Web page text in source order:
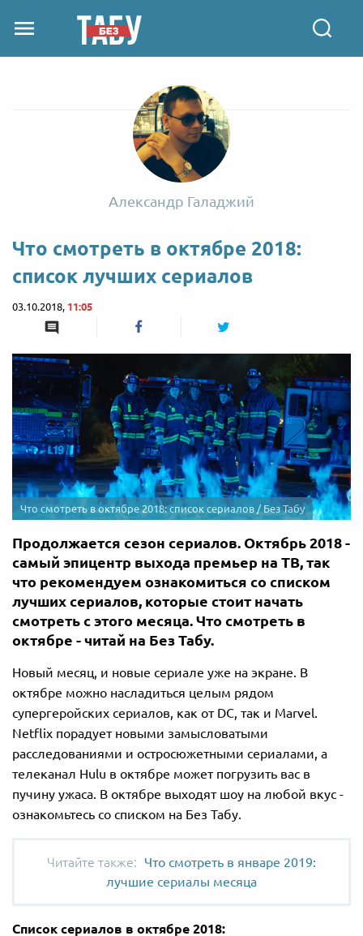
Александр Галаджий
Что смотреть в октябре 2018:
список лучших сериалов
03.10.2018, 11:05
Что смотреть в октябре 2018: список сериалов / Без Табу
Продолжается сезон сериалов. Октябрь 2018 -
самый эпицентр выхода премьер на ТВ, так
что рекомендуем ознакомиться со списком
лучших сериалов, которые стоит начать
смотреть с этого месяца. Что смотреть в
октябре - читай на Без Табу.
Новый месяц, и новые сериале уже на экране. В
октябре можно насладиться целым рядом
супергеройских сериалов, как от DC, так и Marvel.
Netflix порадует новыми замысловатыми
расследованиями и остросюжетными сериалами, а
телеканал Hulu в октябре может погрузить вас в
пучину ужаса. В октябре выходят шоу на любой вкус -
ознакомьтесь со списком на Без Табу.
Что смотреть в январе 2019:
лучшие сериалы месяца
Список сериалов в октябре 2018: